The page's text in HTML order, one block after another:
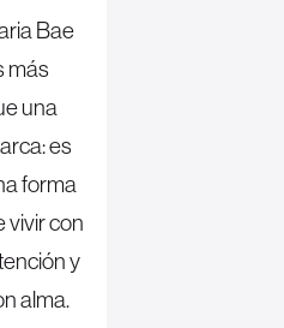
Bae
más
una
es
forma
vivir con
y
alma.